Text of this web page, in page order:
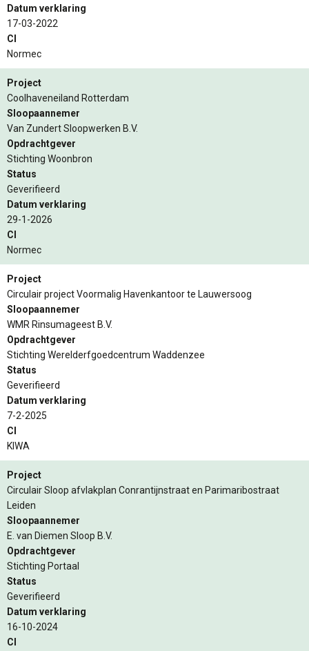
Datum verklaring
17-03-2022
CI
Normec
Project
Coolhaveneiland Rotterdam
Sloopaannemer
Van Zundert Sloopwerken B.V.
Opdrachtgever
Stichting Woonbron
Status
Geverifieerd
Datum verklaring
29-1-2026
CI
Normec
Project
Circulair project Voormalig Havenkantoor te Lauwersoog
Sloopaannemer
WMR Rinsumageest B.V.
Opdrachtgever
Stichting Werelderfgoedcentrum Waddenzee
Status
Geverifieerd
Datum verklaring
7-2-2025
CI
KIWA
Project
Circulair Sloop afvlakplan Conrantijnstraat en Parimaribostraat
Leiden
Sloopaannemer
E. van Diemen Sloop B.V.
Opdrachtgever
Stichting Portaal
Status
Geverifieerd
Datum verklaring
16-10-2024
CI